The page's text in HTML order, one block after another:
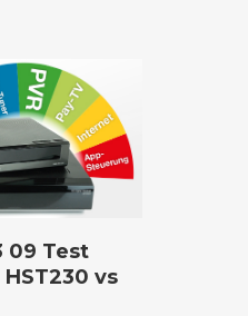
09 Test
vs